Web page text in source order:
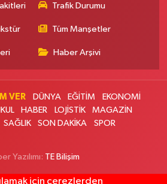
Caddesi 92 A AYAZMA İLKOKULU
63 A ÜÇYÜZLÜ POSTANENİN 100
MEZARLIĞIN KARŞISINDA
Yol Tarifi Al
Trafik Durumu
Tüm Manşetler
Haber Arşivi
VER DÜNYA EĞİTİM
EKONOMİ
HABER LOJİSTİK
MAGAZİN
SAĞLIK SON DAKİKA SPOR
Yazılımı: TE Bilişim
için çerezlerden